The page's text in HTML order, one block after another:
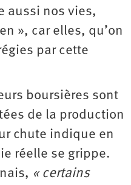
aussi nos vies,
», car elles, qu’on
par cette
boursières sont
de la production
chute indique en
réelle se grippe.
« certains